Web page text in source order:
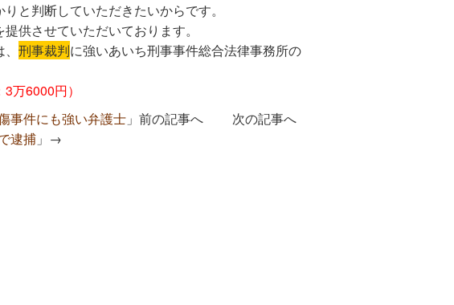
と判断していただきたいからです。
供させていただいております。
刑事裁判に強いあいち刑事事件総合法律事務所の
万6000円）
事件にも強い弁護士 」前の記事へ 次の記事へ
逮捕 」→